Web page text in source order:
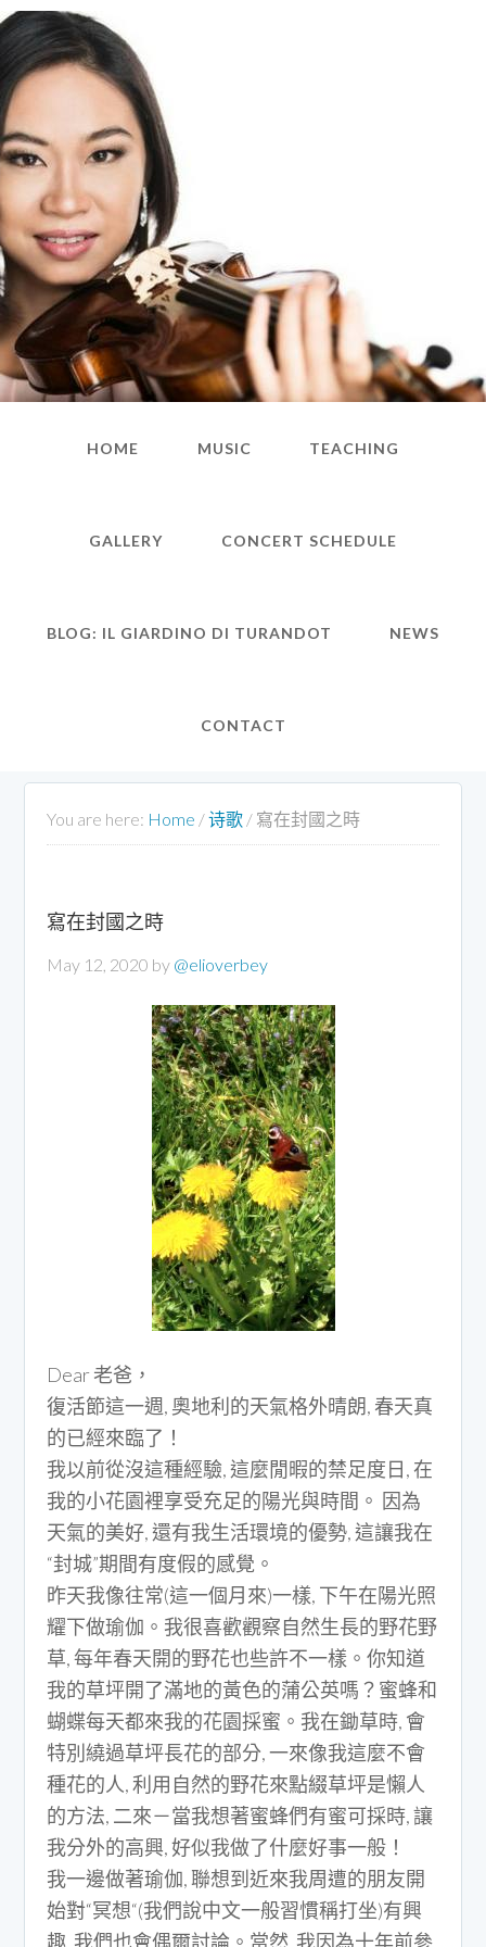
HOME MUSIC TEACHING
GALLERY CONCERT SCHEDULE
BLOG: IL GIARDINO DI TURANDOT NEWS
CONTACT
You are here: Home /诗歌 / 寫在封國之時
寫在封國之時
May 12, 2020 by @elioverbey
Dear 老爸，
復活節這一週, 奧地利的天氣格外晴朗, 春天真
的已經來臨了！
我以前從沒這種經驗, 這麼閒暇的禁足度日, 在
我的小花園裡享受充足的陽光與時間。 因為
天氣的美好, 還有我生活環境的優勢, 這讓我在
“封城”期間有度假的感覺。
昨天我像往常(這一個月來)一樣, 下午在陽光照
耀下做瑜伽。我很喜歡觀察自然生長的野花野
草, 每年春天開的野花也些許不一樣。你知道
我的草坪開了滿地的黃色的蒲公英嗎？蜜蜂和
蝴蝶每天都來我的花園採蜜。我在鋤草時, 會
特別繞過草坪長花的部分, 一來像我這麼不會
種花的人, 利用自然的野花來點綴草坪是懶人
的方法, 二來－當我想著蜜蜂們有蜜可採時, 讓
我分外的高興, 好似我做了什麼好事一般！
我一邊做著瑜伽, 聯想到近來我周遭的朋友開
始對“冥想“(我們說中文一般習慣稱打坐)有興
趣, 我們也會偶爾討論。當然, 我因為十年前參